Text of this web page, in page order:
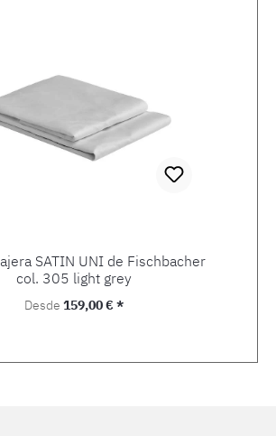
SATIN UNI de Fischbacher
col. 305 light grey
Precio normal:
Desde 159,00 € *